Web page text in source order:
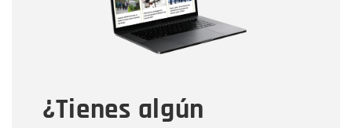
¿Tienes algún
Tipo de comentario
Mensaje